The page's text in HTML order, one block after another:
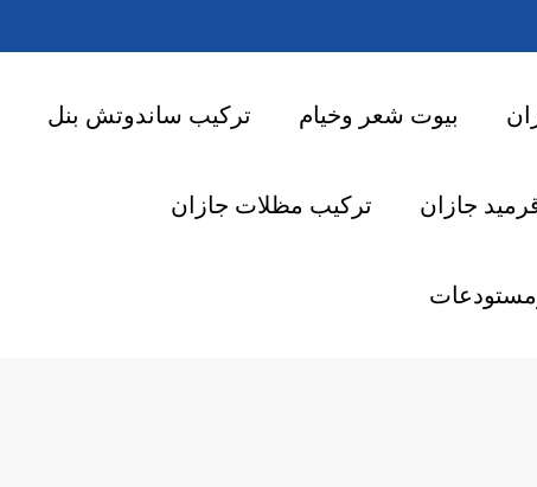
بيوت شعر وخيام تركيب ساندوتش بنل
جازان تركيب مظلات جازان